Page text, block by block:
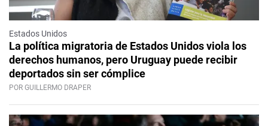
Estados Unidos
La política migratoria de Estados Unidos viola los
derechos humanos, pero Uruguay puede recibir
deportados sin ser cómplice
POR GUILLERMO DRAPER